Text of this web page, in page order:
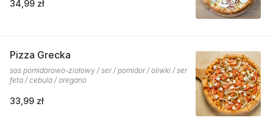
34,99 zł
Pizza Grecka
sos pomidorowo-ziołowy / ser / pomidor / oliwki / ser
feta / cebula / oregano
33,99 zł